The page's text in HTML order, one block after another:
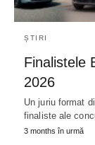
ȘTIRI
Finalistele
2026
Un juriu format
finaliste ale
3 months în urmă